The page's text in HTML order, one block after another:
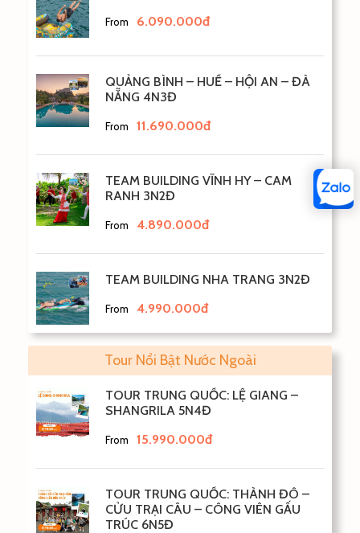
From 6.090.000đ
QUẢNG BÌNH – HUẾ – HỘI AN – ĐÀ
NẴNG 4N3Đ
From 11.690.000đ
TEAM BUILDING VĨNH HY – CAM
RANH 3N2Đ
From 4.890.000đ
TEAM BUILDING NHA TRANG 3N2Đ
From 4.990.000đ
Tour Nổi Bật Nước Ngoài
TOUR TRUNG QUỐC: LỆ GIANG –
SHANGRILA 5N4Đ
From 15.990.000đ
TOUR TRUNG QUỐC: THÀNH ĐÔ –
CỬU TRẠI CÂU – CÔNG VIÊN GẤU
TRÚC 6N5Đ